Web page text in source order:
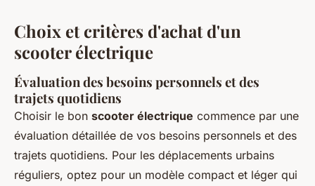
Choix et critères d'achat d'un
scooter électrique
Évaluation des besoins personnels et des
trajets quotidiens
Choisir le bon scooter électrique commence par une
évaluation détaillée de vos besoins personnels et des
trajets quotidiens. Pour les déplacements urbains
réguliers, optez pour un modèle compact et léger qui